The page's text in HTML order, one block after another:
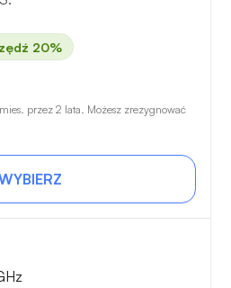
20%
przez 2 lata. Możesz zrezygnować